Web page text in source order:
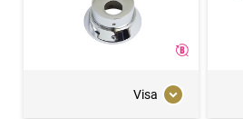
Visa